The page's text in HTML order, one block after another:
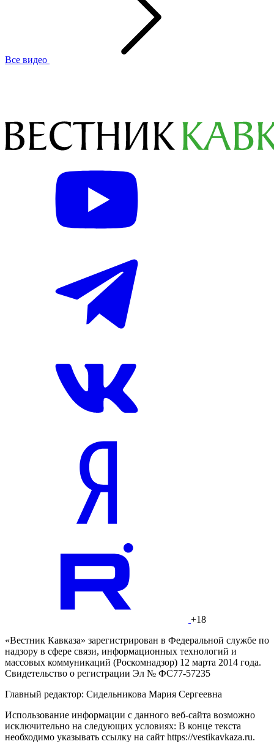
Все видео
+18
«Вестник Кавказа» зарегистрирован в Федеральной службе по
надзору в сфере связи, информационных технологий и
массовых коммуникаций (Роскомнадзор) 12 марта 2014 года.
Свидетельство о регистрации Эл № ФС77-57235
Главный редактор: Сидельникова Мария Сергеевна
Использование информации с данного веб-сайта возможно
исключительно на следующих условиях: В конце текста
необходимо указывать ссылку на сайт https://vestikavkaza.ru.